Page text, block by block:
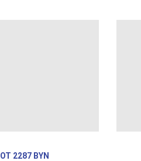
ОТ 2287 BYN